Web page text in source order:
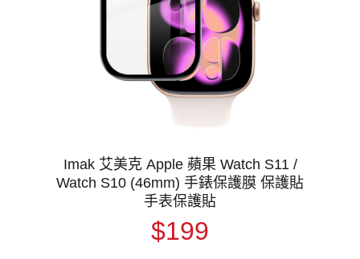
Imak 艾美克 Apple 蘋果 Watch S11 /
Watch S10 (46mm) 手錶保護膜 保護貼
手表保護貼
$199